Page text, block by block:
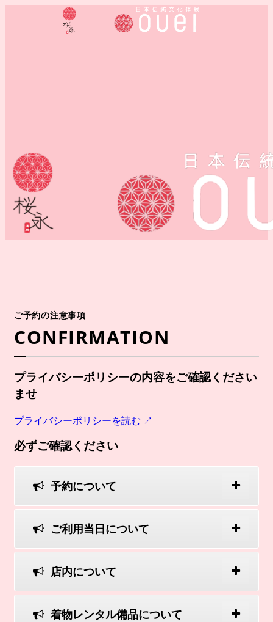
ご予約の注意事項
CONFIRMATION
プライバシーポリシーの内容をご確認ください
ませ
プライバシーポリシーを読む ↗
必ずご確認ください
予約について
ご利用当日について
店内について
着物レンタル備品について